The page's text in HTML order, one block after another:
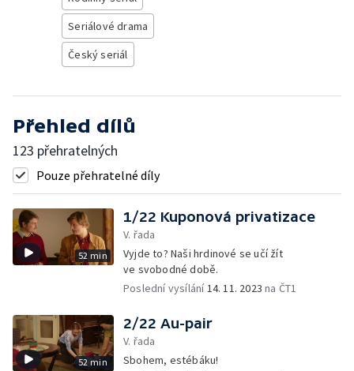
Seriálové drama
Český seriál
Přehled dílů
123 přehratelných
Pouze přehratelné díly
52 min
1/22 Kuponová privatizace
V. řada
Vyjde to? Naši hrdinové se učí žít
ve svobodné době.
Poslední vysílání14. 11. 2023 na ČT1
52 min
2/22 Au-pair
V. řada
Sbohem, estébáku!